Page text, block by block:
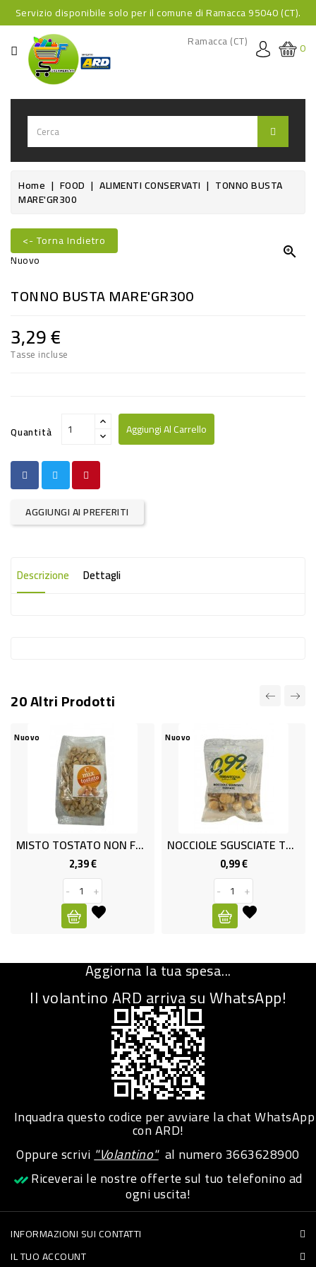
Servizio disponibile solo per il comune di Ramacca 95040 (CT).
CATEGORIA
HOME
BEVANDE
BEVANDE
ANALCOLICHE
ALCOLICHE
BEVANDE
CALDE
FOOD
PER
FORNO
RICORRENZE
PASQUALI
ALIMENTI
INFANZIA
FARINA
NATURALI
SNACKS
ALIMENTI
CONSERVATI
INSETTICIDI
CARTA
-
DETERSIVI
TESSUTI
DETERGENTI
CASA
0
Ramacca (CT)
Home FOOD ALIMENTI CONSERVATI TONNO BUSTA
MARE'GR300
<- Torna Indietro
Nuovo

TONNO BUSTA MARE'GR300
3,29 €
Tasse incluse
Quantità Aggiungi Al Carrello
AGGIUNGI AI PREFERITI
Descrizione Dettagli
20 Altri Prodotti
Nuovo
MISTO TOSTATO NON FRITTO GR250
2,39 €Prezzo
-
+
Nuovo
NOCCIOLE SGUSCIATE TOST.GR20
0,99 €Prezzo
-
+
Aggiorna la tua spesa...
Il volantino ARD arriva su WhatsApp!
Inquadra questo codice per avviare la chat WhatsApp
con ARD!
Oppure scrivi"Volantino"al numero3663628900
Riceverai le nostre offerte sul tuo telefonino ad
ogni uscita!
INFORMAZIONI SUI CONTATTI
IL TUO ACCOUNT